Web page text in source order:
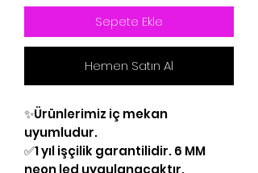
Sepete Ekle
Hemen Satın Al
✨Ürünlerimiz iç mekan
uyumludur.
✅1 yıl işçilik garantilidir. 6 MM
neon led uygulanacaktır.